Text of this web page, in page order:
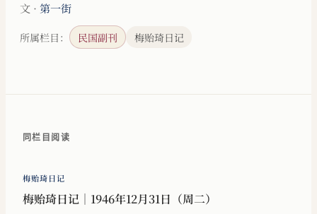
文 · 第一街
所属栏目： 民国副刊 梅贻琦日记
同栏目阅读
梅贻琦日记
梅贻琦日记｜1946年12月31日（周二）